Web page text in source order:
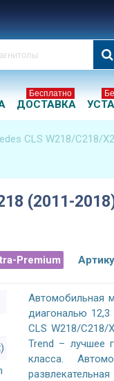
ДОСТАВКА
Бесплатно
CLS W218/C218/
(2011-
Premium
Автомобильная
диагональю
CLS W218/C218/
Trend – лучшее
класса.